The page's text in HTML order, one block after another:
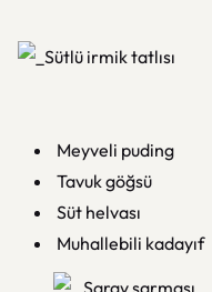
Sütlü
Meyveli puding
Tavuk göğsü
Süt helvası
Muhallebili kadayıf